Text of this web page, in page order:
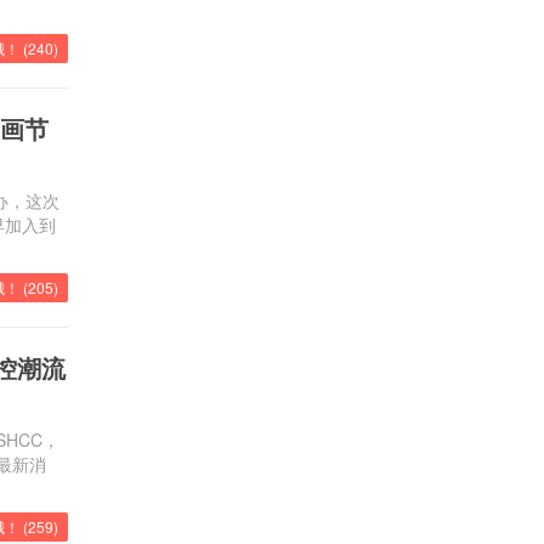
！ (240)
节
，这次
入到
！ (205)
潮流
，
新消
！ (259)